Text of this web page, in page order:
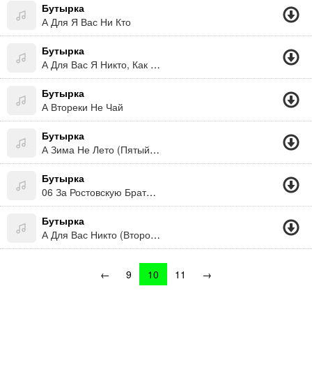
Бутырка
А Для Я Вас Ни Кто
Бутырка
А Для Вас Я Никто, Как И Вы Для Меня!
Бутырка
А Втореки Не Чай
Бутырка
А Зима Не Лето (Пятый Альбом)
Бутырка
06 За Ростовскую Братву (Памяти Евгения Попова) (Пятый Альбом)
Бутырка
А Для Вас Никто (Второй Альбом)
← 9 10 11 →